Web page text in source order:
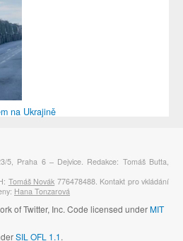
na Ukrajině
5, Praha 6 – Dejvice. Redakce: Tomáš Butta,
Tomáš Novák 776478488. Kontakt pro vkládání
Hana Tonzarová
of Twitter, Inc. Code licensed underMIT
SIL OFL 1.1.